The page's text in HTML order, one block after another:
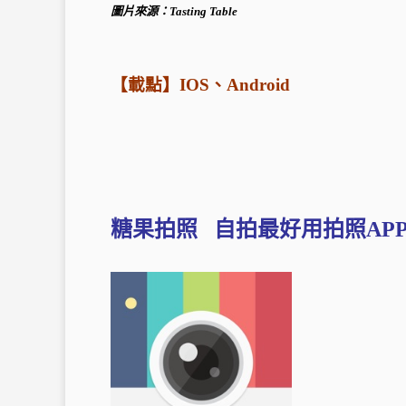
圖片來源： Tasting Table
【載點】 IOS 、 Android
糖果拍照 自拍最好用拍照